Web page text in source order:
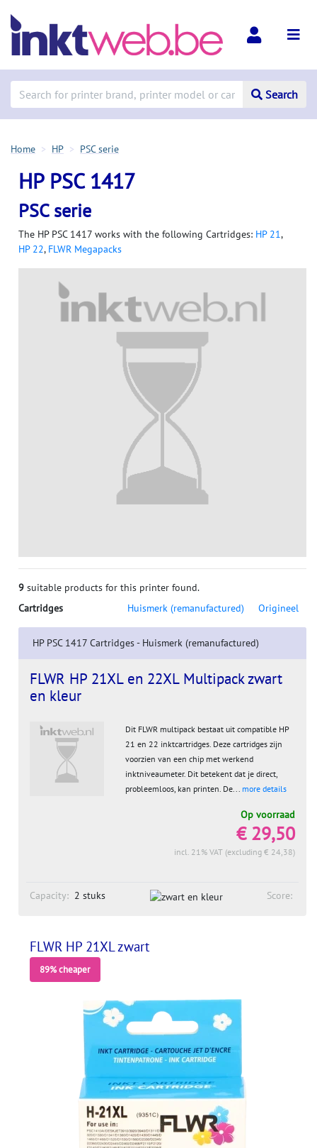
Search
Home HP PSC serie
HP PSC 1417
PSC serie
The HP PSC 1417 works with the following Cartridges: HP 21,
HP 22, FLWR Megapacks
9 suitable products for this printer found.
Cartridges
Huismerk (remanufactured) Origineel
HP PSC 1417 Cartridges - Huismerk (remanufactured)
FLWR HP 21XL en 22XL Multipack zwart
en kleur
Dit FLWR multipack bestaat uit compatible HP
21 en 22 inktcartridges. Deze cartridges zijn
voorzien van een chip met werkend
inktniveaumeter. Dit betekent dat je direct,
probleemloos, kan printen. De... more details
Op voorraad
€ 29,50
incl. 21% VAT (excluding € 24,38)
Capacity: 2 stuks Score:
FLWR HP 21XL zwart
89% cheaper